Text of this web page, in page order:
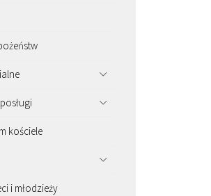
kościele
i młodzieży